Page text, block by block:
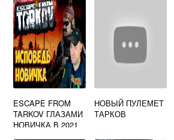
ESCAPE FROM
TARKOV ГЛАЗАМИ
НОВИЧКА В 2021
НОВЫЙ ПУЛЕМЕТ
ТАРКОВ